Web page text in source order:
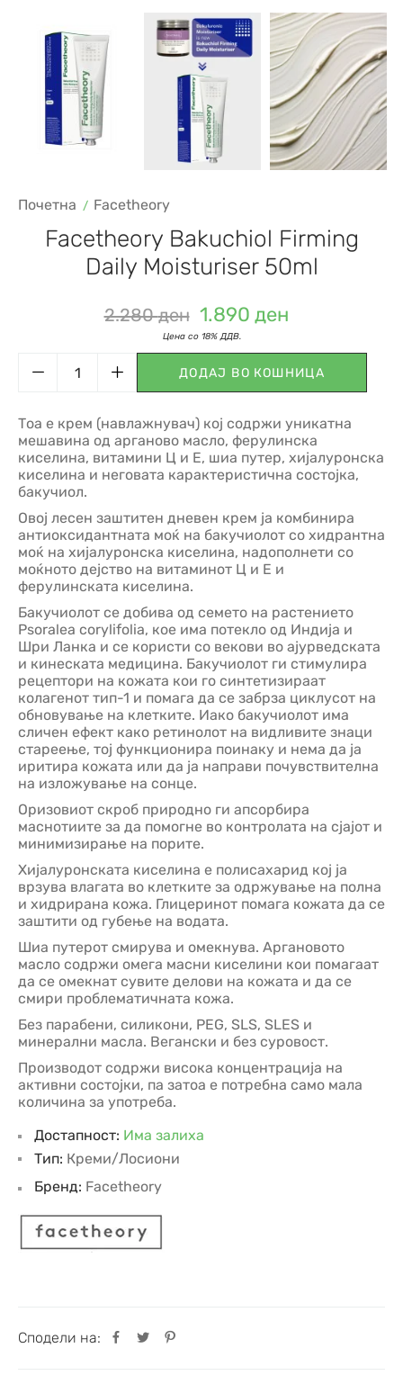
Почетна Facetheory
Facetheory Bakuchiol Firming
Daily Moisturiser 50ml
2.280ден 1.890 ден
ДОДАЈ ВО КОШНИЦА
Тоа е крем (навлажнувач) кој содржи уникатна
мешавина од арганово масло, ферулинска
киселина, витамини Ц и Е, шиа путер, хијалуронска
киселина и неговата карактеристична состојка,
бакучиол.
Овој лесен заштитен дневен крем ја комбинира
антиоксидантната моќ на бакучиолот со хидрантна
моќ на хијалуронска киселина, надополнети со
моќното дејство на витаминот Ц и Е и
ферулинската киселина.
Бакучиолот се добива од семето на растението
Psoralea corylifolia, кое има потекло од Индија и
Шри Ланка и се користи со векови во ајурведската
и кинеската медицина. Бакучиолот ги стимулира
рецептори на кожата кои го синтетизираат
колагенот тип-1 и помага да се забрза циклусот на
обновување на клетките. Иако бакучиолот има
сличен ефект како ретинолот на видливите знаци
стареење, тој функционира поинаку и нема да ја
иритира кожата или да ја направи почувствителна
на изложување на сонце.
Оризовиот скроб природно ги апсорбира
маснотиите за да помогне во контролата на сјајот и
минимизирање на порите.
Хијалуронската киселина е полисахарид кој ја
врзува влагата во клетките за одржување на полна
и хидрирана кожа. Глицеринот помага кожата да се
заштити од губење на водата.
Шиа путерот смирува и омекнува. Аргановото
масло содржи омега масни киселини кои помагаат
да се омекнат сувите делови на кожата и да се
смири проблематичната кожа.
Без парабени, силикони, PEG, SLS, SLES и
минерални масла. Вегански и без суровост.
Производот содржи висока концентрација на
активни состојки, па затоа е потребна само мала
количина за употреба.
Достапност: Има залиха
Сподели на:
Тип: Креми/Лосиони
Бренд: Facetheory